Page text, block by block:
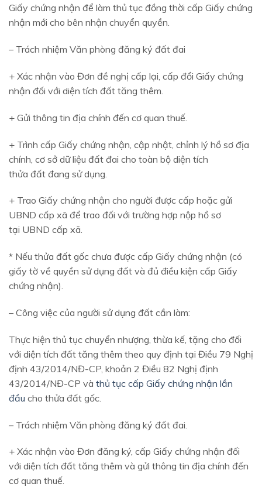
Giấy chứng nhận để làm thủ tục đồng thời cấp Giấy chứng
nhận mới cho bên nhận chuyển quyền.
– Trách nhiệm Văn phòng đăng ký đất đai
+ Xác nhận vào Đơn đề nghị cấp lại, cấp đổi Giấy chứng
nhận đối với diện tích đất tăng thêm.
+ Gửi thông tin địa chính đến cơ quan thuế.
+ Trình cấp Giấy chứng nhận, cập nhật, chỉnh lý hồ sơ địa
chính, cơ sở dữ liệu đất đai cho toàn bộ diện tích
thửa đất đang sử dụng.
+ Trao Giấy chứng nhận cho người được cấp hoặc gửi
UBND cấp xã để trao đối với trường hợp nộp hồ sơ
tại UBND cấp xã.
* Nếu thửa đất gốc chưa được cấp Giấy chứng nhận (có
giấy tờ về quyền sử dụng đất và đủ điều kiện cấp Giấy
chứng nhận).
– Công việc của người sử dụng đất cần làm:
Thực hiện thủ tục chuyển nhượng, thừa kế, tặng cho đối
với diện tích đất tăng thêm theo quy định tại Điều 79 Nghị
định 43/2014/NĐ-CP, khoản 2 Điều 82 Nghị định
43/2014/NĐ-CP và thủ tục cấp Giấy chứng nhận lần
đầu cho thửa đất gốc.
– Trách nhiệm Văn phòng đăng ký đất đai.
+ Xác nhận vào Đơn đăng ký, cấp Giấy chứng nhận đối
với diện tích đất tăng thêm và gửi thông tin địa chính đến
cơ quan thuế.